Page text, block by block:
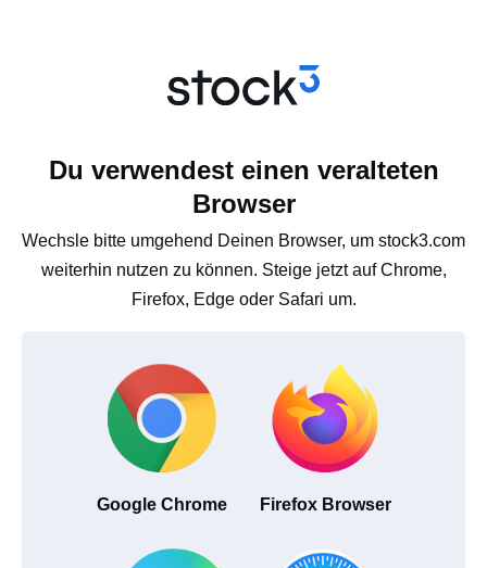
Du verwendest einen veralteten
Browser
Wechsle bitte umgehend Deinen Browser, um stock3.com
weiterhin nutzen zu können. Steige jetzt auf Chrome,
Firefox, Edge oder Safari um.
Google Chrome Firefox Browser